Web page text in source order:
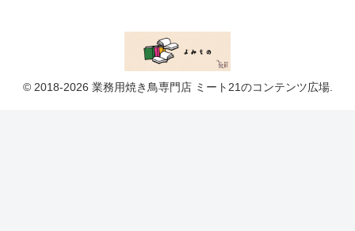
© 2018-2026 業務用焼き鳥専門店 ミート21のコンテンツ広場.